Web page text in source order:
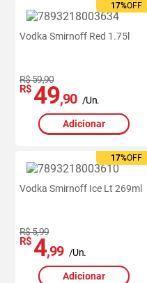
17%OFF
Vodka Smirnoff Red 1.75l
R$ 59,90
R$ 49,90 /Un.
Adicionar
17%OFF
Vodka Smirnoff Ice Lt 269ml
R$ 5,99
R$ 4,99 /Un.
Adicionar